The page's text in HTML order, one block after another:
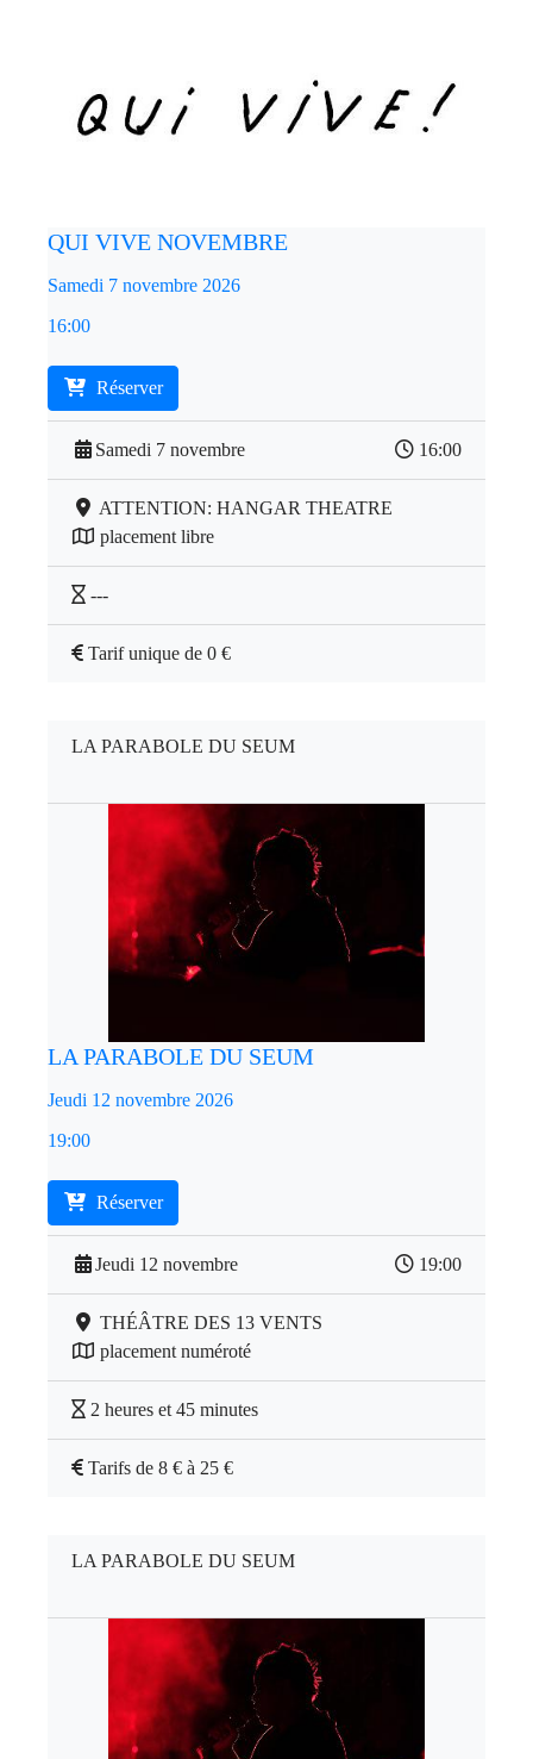
QUI VIVE NOVEMBRE
Samedi 7 novembre 2026
16:00
Réserver
Samedi 7 novembre 16:00
ATTENTION: HANGAR THEATRE
placement libre
---
Tarif unique de 0 €
LA PARABOLE DU SEUM
LA PARABOLE DU SEUM
Jeudi 12 novembre 2026
19:00
Réserver
Jeudi 12 novembre 19:00
THÉÂTRE DES 13 VENTS
placement numéroté
2 heures et 45 minutes
Tarifs de 8 € à 25 €
LA PARABOLE DU SEUM